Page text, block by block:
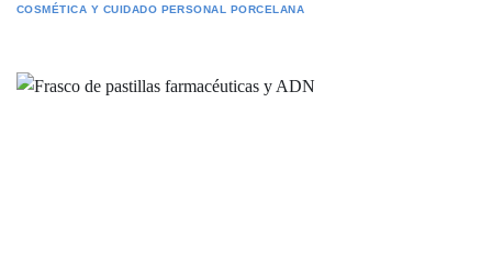
COSMÉTICA Y CUIDADO PERSONAL PORCELANA